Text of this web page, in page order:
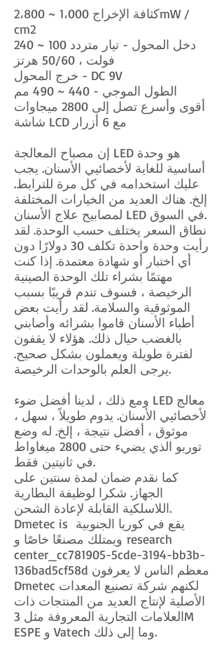
كثافة الإخراج 1،000 ~ 2،800mW /
cm2
دخل المحول - تيار متردد 100 ~ 240
فولت ، 50/60 هرتز
خرج المحول - DC 9V
الطول الموجي - 440 ~ 490 مم
أقوى وأسرع تصل إلى 2800 ميجاوات
شاشة LCD مع 6 أزرار
إن مصباح المعالجة LED هو وحدة
أساسية للغاية لأخصائيي الأسنان. يجب
عليك استخدامه في كل مرة للترابط.
إلخ. هناك العديد من الخيارات المختلفة
لمصابيح علاج الأسنان LED في السوق.
نطاق السعر يختلف حسب الوحدة. لقد
رأيت وحدة واحدة تكلف 30 دولارًا دون
أي اختبار أو شهادة معتمدة. إذا كنت
مهتمًا بشراء تلك الوحدة الصينية
الرخيصة ، فسوف تندم قريبًا بسبب
الموثوقية والسلامة. لقد رأيت بعض
أطباء الأسنان قاموا بشرائه وأصابني
بالغضب حيال ذلك. هؤلاء لا يقفون
لفترة طويلة ويعملون بشكل صحيح.
يرجى العلم بالوحدات الرخيصة.
ومع ذلك ، لدينا أفضل ضوء LED معالج
لأخصائيي الأسنان. يدوم طويلاً ، سهل ،
موثوق ، أفضل نتيجة ، إلخ. له وضع
توربو الذي يضيء حتى 2800 ميغاواط
في ثانيتين فقط.
كما نقدم ضمان لمدة سنتين على
الجهاز. شكرا لوظيفة البطارية
اللاسلكية القابلة لإعادة الشحن.
Dmetec is يقع في كوريا الجنوبية
ويمتلك مصنعًا خاصًا و research
center_cc781905-5cde-3194-bb3b-
136bad5cf58d معظم الناس لا يعرفون
Dmetec لكنهم شركة تصنيع المعدات
الأصلية لإنتاج العديد من المنتجات ذات
العلامات التجارية المعروفة مثل 3M
ESPE و Vatech وما إلى ذلك.